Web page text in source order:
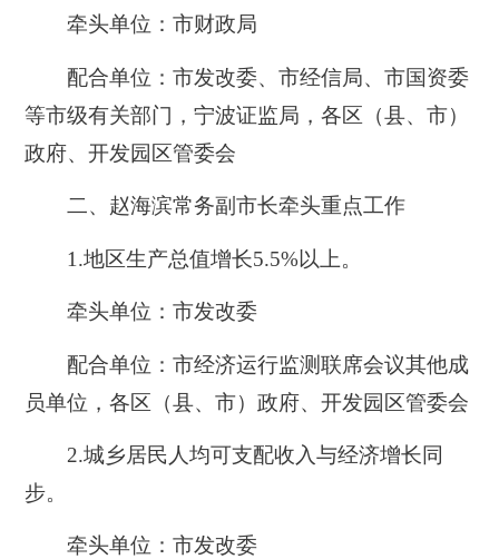
牵头单位：市财政局
配合单位：市发改委、市经信局、市国资委
等市级有关部门，宁波证监局，各区（县、市）
政府、开发园区管委会
二、赵海滨常务副市长牵头重点工作
1.地区生产总值增长5.5%以上。
牵头单位：市发改委
配合单位：市经济运行监测联席会议其他成
员单位，各区（县、市）政府、开发园区管委会
2.城乡居民人均可支配收入与经济增长同
步。
牵头单位：市发改委